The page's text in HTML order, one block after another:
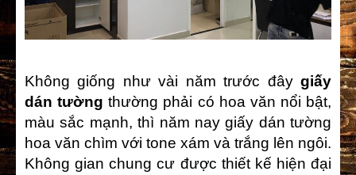
Không giống như vài năm trước đây giấy
dán tường thường phải có hoa văn nổi bật,
màu sắc mạnh, thì năm nay giấy dán tường
hoa văn chìm với tone xám và trắng lên ngôi.
Không gian chung cư được thiết kế hiện đại